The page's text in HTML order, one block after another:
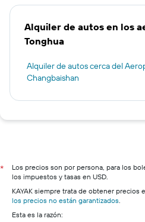
Alquiler de autos en los
Tonghua
Alquiler de autos cerca del
Changbaishan
*
Los precios son por persona, para los
los impuestos y tasas en USD.
KAYAK siempre trata de obtener precios
los precios no están garantizados.
Esta es la razón: